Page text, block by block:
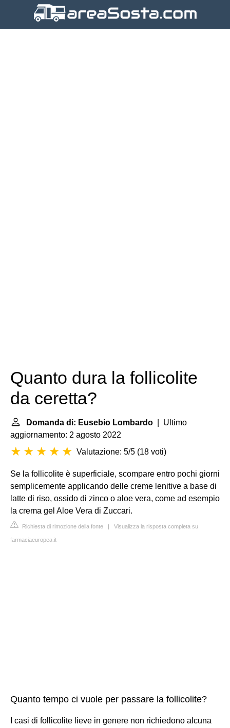
Quanto dura la follicolite
da ceretta?
Domanda di: Eusebio Lombardo | Ultimo
aggiornamento: 2 agosto 2022
Valutazione: 5/5 (18 voti)
Se la follicolite è superficiale, scompare entro pochi giorni
semplicemente applicando delle creme lenitive a base di
latte di riso, ossido di zinco o aloe vera, come ad esempio
la crema gel Aloe Vera di Zuccari.
Richiesta di rimozione della fonte | Visualizza la risposta completa su
farmaciaeuropea.it
Quanto tempo ci vuole per passare la follicolite?
I casi di follicolite lieve in genere non richiedono alcuna